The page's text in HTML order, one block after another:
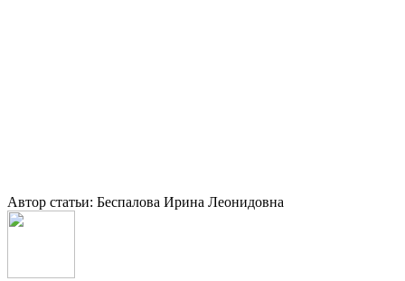
Автор статьи: Беспалова Ирина Леонидовна